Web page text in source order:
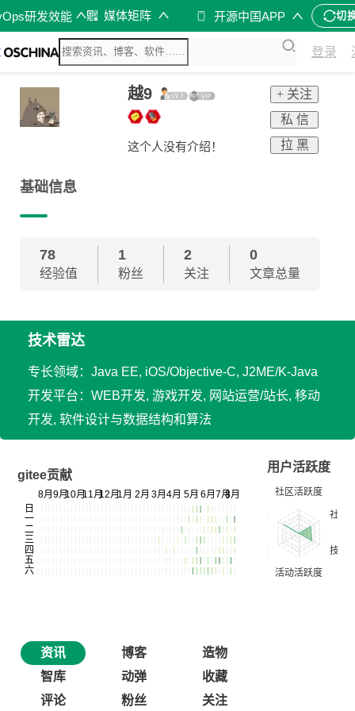
研发效能 媒体矩阵 开源中国APP 切
登录
越9
这个人没有介绍！
+ 关注
私 信
拉 黑
基础信息
78
经验值
1
粉丝
2
关注
0
文章总量
技术雷达
专长领域：Java EE, iOS/Objective-C, J2ME/K-Java
开发平台：WEB开发, 游戏开发, 网站运营/站长, 移动
开发, 软件设计与数据结构和算法
gitee贡献
用户活跃度
资讯 博客
造物
智库
动弹
收藏
评论
粉丝 关注